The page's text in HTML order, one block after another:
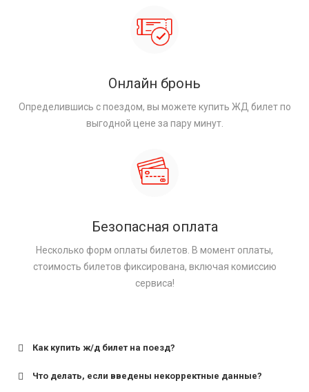
Онлайн бронь
Определившись с поездом, вы можете купить ЖД билет по
выгодной цене за пару минут.
Безопасная оплата
Несколько форм оплаты билетов. В момент оплаты,
стоимость билетов фиксирована, включая комиссию
сервиса!
Как купить ж/д билет на поезд?
Что делать, если введены некорректные данные?